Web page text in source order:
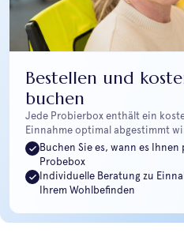
Bestellen und
buchen
Jede Probierbox enthält ein
Einnahme optimal abgestimmt
Buchen Sie es, wann es
Probebox
Individuelle Beratung zu
Ihrem Wohlbefinden